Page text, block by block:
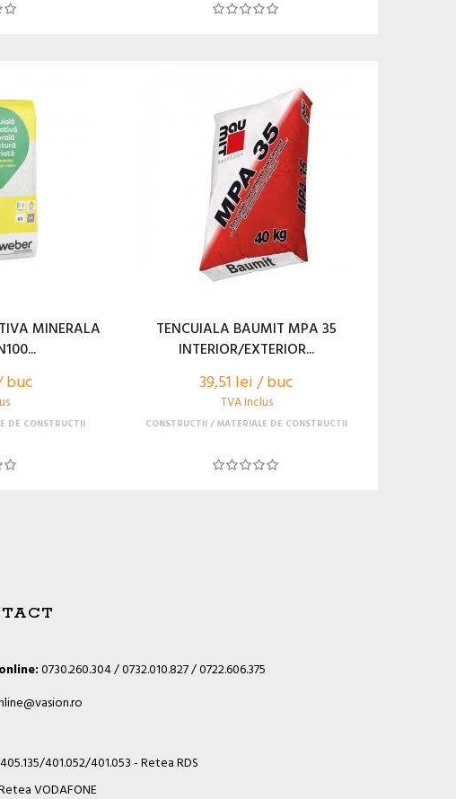
MINERALA
buc
DE CONSTRUCTII
TENCUIALA BAUMIT MPA 35
INTERIOR/EXTERIOR...
39,51 lei / buc
TVA Inclus
CONSTRUCTII MATERIALE DE CONSTRUCTII
0730.260.304 / 0732.010.827 / 0722.606.375
401.052/401.053 - Retea RDS
VODAFONE